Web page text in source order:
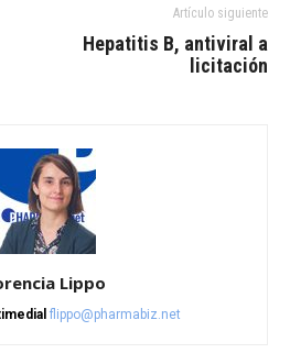
Artículo siguiente
Hepatitis B, antiviral a
licitación
Lippo
flippo@pharmabiz.net